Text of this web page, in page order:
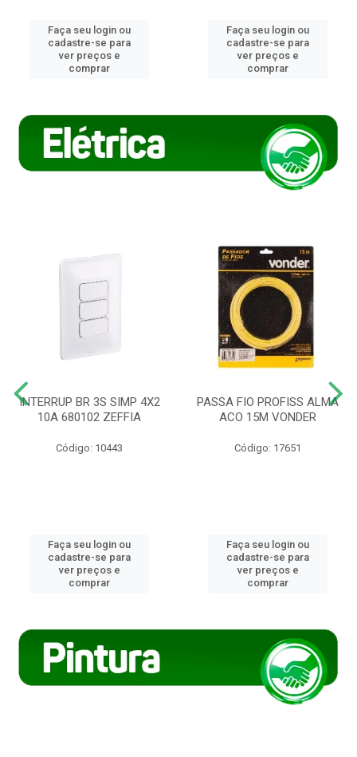
Faça seu login ou
cadastre-se para
ver preços e
comprar
Faça seu login ou
cadastre-se para
ver preços e
comprar
INTERRUP BR 3S SIMP 4X2
10A 680102 ZEFFIA
Código: 10443
Faça seu login ou
cadastre-se para
ver preços e
comprar
PASSA FIO PROFISS ALMA
ACO 15M VONDER
Código: 17651
Faça seu login ou
cadastre-se para
ver preços e
comprar